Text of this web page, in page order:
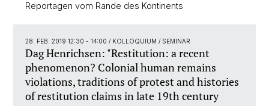
Reportagen vom Rande des Kontinents
28. FEB. 2019 12:30 - 14:00 / KOLLOQUIUM / SEMINAR
Dag Henrichsen: "Restitution: a recent
phenomenon? Colonial human remains
violations, traditions of protest and histories
of restitution claims in late 19th century